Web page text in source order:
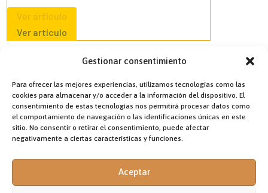
Gestionar consentimiento
Para ofrecer las mejores experiencias, utilizamos tecnologías como las
cookies para almacenar y/o acceder a la información del dispositivo. El
consentimiento de estas tecnologías nos permitirá procesar datos como
el comportamiento de navegación o las identificaciones únicas en este
sitio. No consentir o retirar el consentimiento, puede afectar
negativamente a ciertas características y funciones.
Aceptar
Ver artículo
Ver artículo